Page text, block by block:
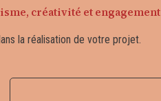
créativité et engagement
la réalisation de votre projet.